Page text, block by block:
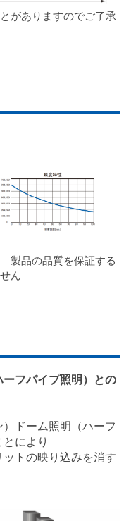
がありますのでご了承
製品の品質を保証する
ん
フパイプ照明）との
ドーム照明（ハーフ
により
トの映り込みを消す